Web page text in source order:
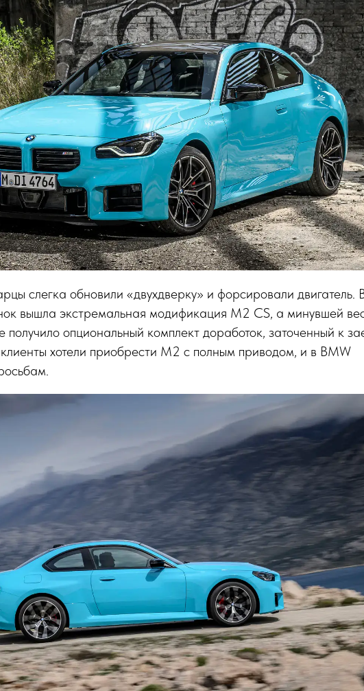
слегка обновили «двухдверку» и форсировали двигатель.
вышла экстремальная модификация M2 CS, а минувшей
получило опциональный комплект доработок, заточенный к
хотели приобрести M2 с полным приводом, и в BMW